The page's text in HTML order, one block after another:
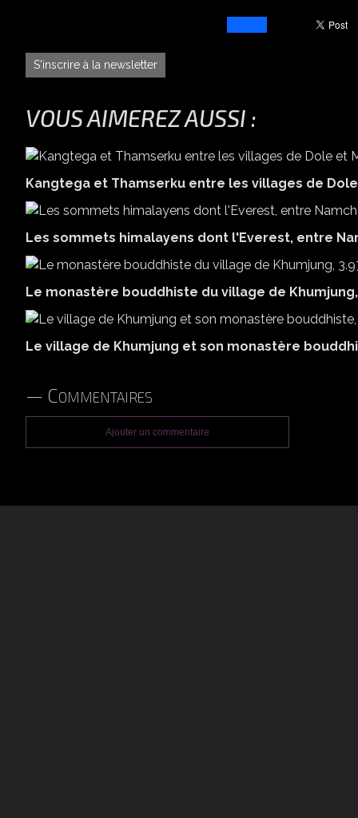
S'inscrire à la newsletter
VOUS AIMEREZ AUSSI :
Kangtega et Thamserku entre les villages de
Les sommets himalayens dont l'Everest, entre
Le monastère bouddhiste du village de Khumjung,
Le village de Khumjung et son monastère
Commentaires
Ajouter un commentaire